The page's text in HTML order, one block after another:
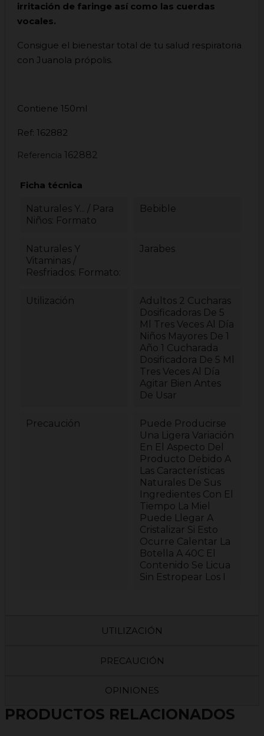
irritación de faringe así como las cuerdas
vocales.
Consigue el bienestar total de tu salud respiratoria
con Juanola própolis.
Contiene 150ml
Ref: 162882
Referencia 162882
Ficha técnica
Naturales Y... / Para
Niños: Formato
Bebible
Naturales Y
Vitaminas /
Resfriados: Formato:
Jarabes
Utilización
Adultos 2 Cucharas
Dosificadoras De 5
Ml Tres Veces Al Día
Niños Mayores De 1
Año 1 Cucharada
Dosificadora De 5 Ml
Tres Veces Al Día
Agitar Bien Antes
De Usar
Precaución
Puede Producirse
Una Ligera Variación
En El Aspecto Del
Producto Debido A
Las Características
Naturales De Sus
Ingredientes Con El
Tiempo La Miel
Puede Llegar A
Cristalizar Si Esto
Ocurre Calentar La
Botella A 40C El
Contenido Se Licua
Sin Estropear Los I
UTILIZACIÓN
PRECAUCIÓN
OPINIONES
PRODUCTOS RELACIONADOS